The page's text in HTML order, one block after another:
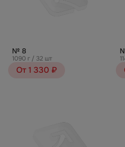
№ 8
1090 г / 32 шт
От 1 330 ₽